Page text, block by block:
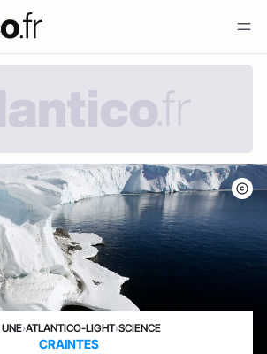
›ATLANTICO-LIGHT›SCIENCE
CRAINTES